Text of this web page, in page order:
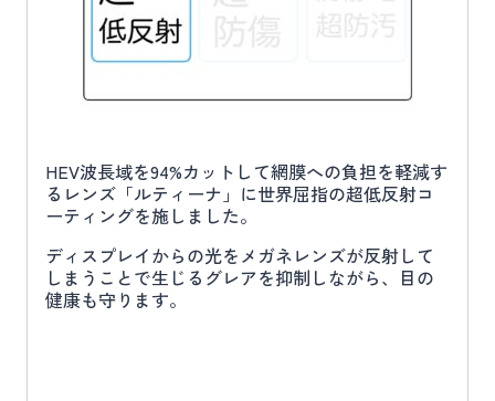
HEV波長域を94%カットして網膜への負担を軽減す
るレンズ「ルティーナ」に世界屈指の超低反射コ
ーティングを施しました。
ディスプレイからの光をメガネレンズが反射して
しまうことで生じるグレアを抑制しながら、目の
健康も守ります。